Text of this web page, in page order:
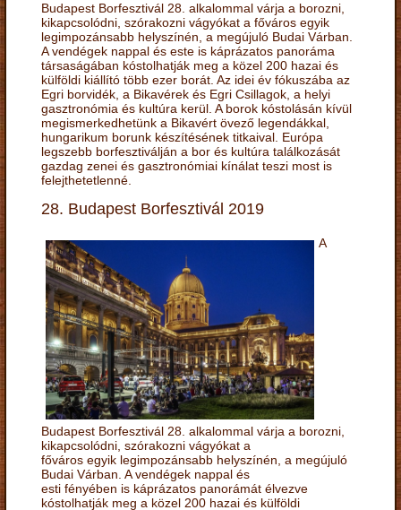
Budapest Borfesztivál 28. alkalommal várja a borozni,
kikapcsolódni, szórakozni vágyókat a főváros egyik
legimpozánsabb helyszínén, a megújuló Budai Várban.
A vendégek nappal és este is káprázatos panoráma
társaságában kóstolhatják meg a közel 200 hazai és
külföldi kiállító több ezer borát. Az idei év fókuszába az
Egri borvidék, a Bikavérek és Egri Csillagok, a helyi
gasztronómia és kultúra kerül. A borok kóstolásán kívül
megismerkedhetünk a Bikavért övező legendákkal,
hungarikum borunk készítésének titkaival. Európa
legszebb borfesztiválján a bor és kultúra találkozását
gazdag zenei és gasztronómiai kínálat teszi most is
felejthetetlenné.
28. Budapest Borfesztivál 2019
A
Budapest Borfesztivál 28. alkalommal várja a borozni,
kikapcsolódni, szórakozni vágyókat a
főváros egyik legimpozánsabb helyszínén, a megújuló
Budai Várban. A vendégek nappal és
esti fényében is káprázatos panorámát élvezve
kóstolhatják meg a közel 200 hazai és külföldi